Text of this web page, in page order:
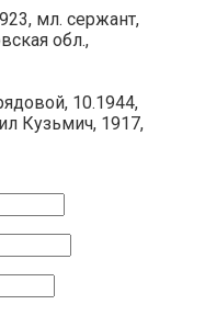
мл. сержант,
обл.,
10.1944,
Кузьмич, 1917,